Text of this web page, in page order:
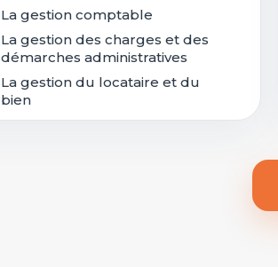
La gestion comptable
La gestion des charges et des
démarches administratives
La gestion du locataire et du
bien